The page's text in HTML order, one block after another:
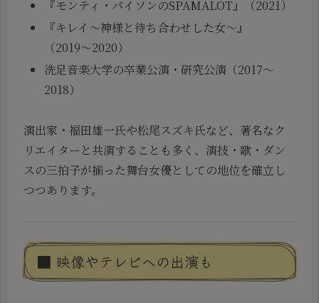
『モンティ・パイソンのSPAMALOT』（2021）
『キレイ〜神様と待ち合わせした女〜』
（2019〜2020）
洗足音楽大学の卒業公演・研究公演（2017〜
2018）
演出家・福田雄一氏や松尾スズキ氏など、著名なク
リエイターと共演することも多く、演技・歌・ダン
スの三拍子が揃った舞台女優としての地位を確立し
つつあります。
■ 映像やテレビへの出演も